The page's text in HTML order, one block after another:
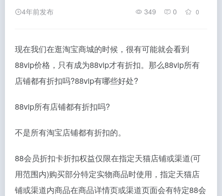
4年前发布 349 0 0
现在我们在逛淘宝商城的时候，很有可能就会看到
88vip价格，只有成为88vip才有折扣。那么88vip所有
店铺都有折扣吗?88vip有哪些好处?
88vip所有店铺都有折扣吗?
不是所有淘宝店铺都有折扣的。
88会员折扣卡折扣权益仅限在指定天猫店铺或渠道(可
用范围内)购买部分特定实物商品时使用，指定天猫店
铺或渠道内商品在商品详情页或渠道页面会有特定88会